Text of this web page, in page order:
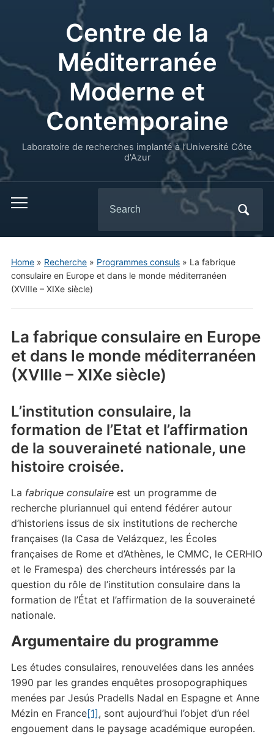
Centre de la
Méditerranée
Moderne et
Contemporaine
Laboratoire de recherches implanté à l’Université Côte
d'Azur
for:
Home» Recherche» Programmes consuls» La fabrique
consulaire en Europe et dans le monde méditerranéen
(XVIIIe – XIXe siècle)
La fabrique consulaire en Europe
et dans le monde méditerranéen
(XVIIIe – XIXe siècle)
L’institution consulaire, la
formation de l’Etat et l’affirmation
de la souveraineté nationale, une
histoire croisée.
La fabrique consulaireest un programme de
recherche pluriannuel qui entend fédérer autour
d’historiens issus de six institutions de recherche
françaises (la Casa de Velázquez, les Écoles
françaises de Rome et d’Athènes, le CMMC, le CERHIO
et le Framespa) des chercheurs intéressés par la
question du rôle de l’institution consulaire dans la
formation de l’État et l’affirmation de la souveraineté
nationale.
Argumentaire du programme
Les études consulaires, renouvelées dans les années
1990 par les grandes enquêtes prosopographiques
menées par Jesús Pradells Nadal en Espagne et Anne
Mézin en France[1], sont aujourd’hui l’objet d’un réel
engouement dans le paysage académique européen.